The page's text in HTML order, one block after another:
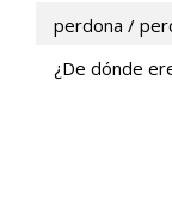
perdona /
¿De dónde